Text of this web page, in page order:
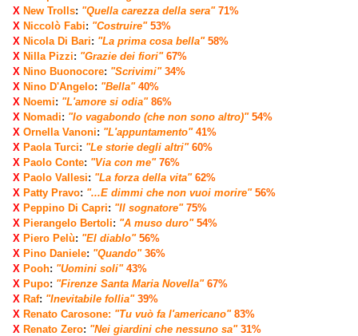
X New Trolls: "Quella carezza della sera"71%
X Niccolò Fabi: "Costruire" 53%
X Nicola Di Bari: "La prima cosa bella" 58%
X Nilla Pizzi: "Grazie dei fiori"67%
X Nino Buonocore: "Scrivimi"34%
X Nino D'Angelo: "Bella" 40%
X Noemi: "L'amore si odia"86%
X Nomadi: "Io vagabondo (che non sono altro)" 54%
X Ornella Vanoni: "L'appuntamento" 41%
X Paola Turci: "Le storie degli altri"60%
X Paolo Conte: "Via con me"76%
X Paolo Vallesi: "La forza della vita" 62%
X Patty Pravo: "...E dimmi che non vuoi morire" 56%
X Peppino Di Capri: "Il sognatore" 75%
X Pierangelo Bertoli: "A muso duro" 54%
X Piero Pelù: "El diablo"56%
X Pino Daniele: "Quando" 36%
X Pooh: "Uomini soli" 43%
X Pupo: "Firenze Santa Maria Novella" 67%
X Raf: "Inevitabile follia" 39%
X Renato Carosone: "Tu vuò fa l'americano" 83%
X Renato Zero: "Nei giardini che nessuno sa" 31%